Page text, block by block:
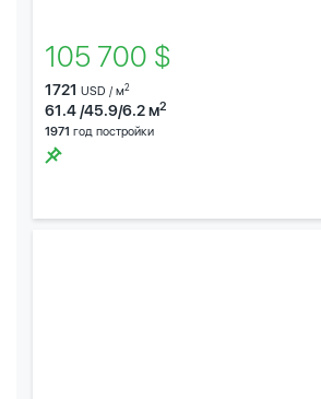
105 700 $
1721 USD / м2
61.4 /45.9/6.2 м2
1971 год постройки